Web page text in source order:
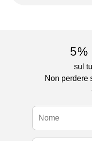
sul
Non perdere